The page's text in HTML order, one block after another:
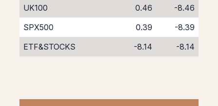
UK100
0.46
-8.46
SPX500
0.39
-8.39
ETF&STOCKS
-8.14 -8.14